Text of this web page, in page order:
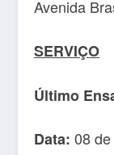
Avenida
SERVIÇO
Último
Data: 08